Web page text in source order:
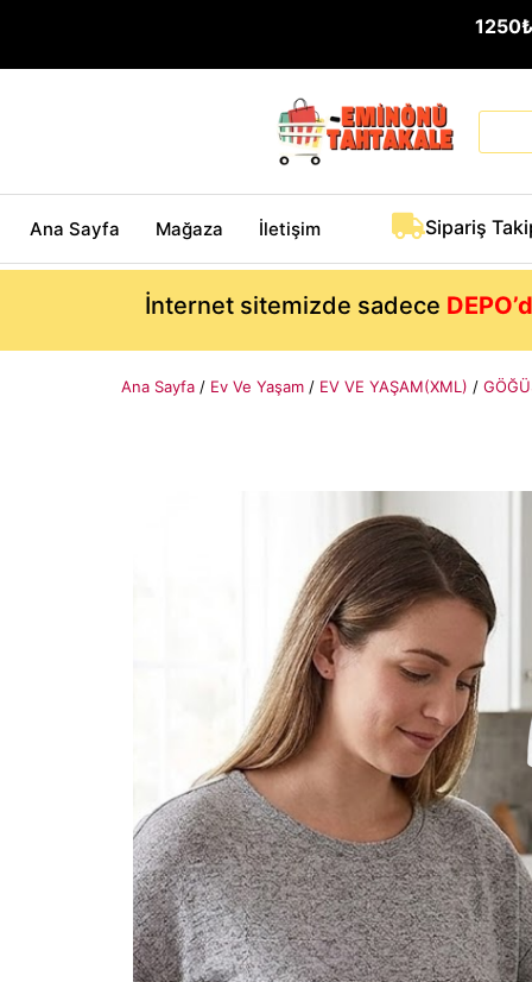
1250₺
Ana Sayfa Mağaza İletişim Sipariş
İnternet sitemizde sadece
Ana Sayfa / Ev Ve Yaşam / EV VE YAŞAM(XML) /